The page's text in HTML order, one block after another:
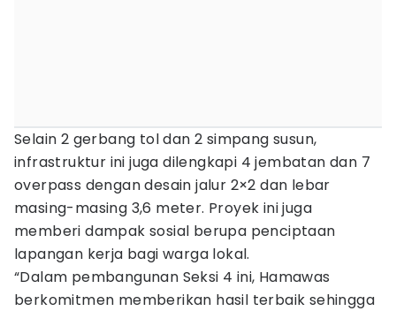
Selain 2 gerbang tol dan 2 simpang susun,
infrastruktur ini juga dilengkapi 4 jembatan dan 7
overpass dengan desain jalur 2×2 dan lebar
masing-masing 3,6 meter. Proyek ini juga
memberi dampak sosial berupa penciptaan
lapangan kerja bagi warga lokal.
“Dalam pembangunan Seksi 4 ini, Hamawas
berkomitmen memberikan hasil terbaik sehingga